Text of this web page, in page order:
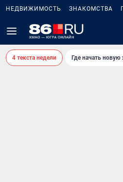
НЕДВИЖИМОСТЬ ЗНАКОМСТВА
4 текста недели Где начать